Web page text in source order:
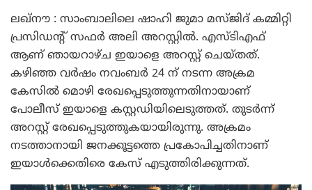
ലഖ്‌നൗ : സാംബാലിലെ ഷാഹി ജുമാ മസ്ജിദ് കമ്മിറ്റി
പ്രസിഡന്റ് സഫർ അലി അറസ്റ്റിൽ. എസ്ടിഎഫ്
ആണ് ഞായറാഴ്ച ഇയാളെ അറസ്റ്റ് ചെയ്തത്.
കഴിഞ്ഞ വർഷം നവംബർ 24 ന് നടന്ന അക്രമ
കേസിൽ മൊഴി രേഖപ്പെടുത്തുന്നതിനായാണ്
പോലീസ് ഇയാളെ കസ്റ്റഡിയിലെടുത്തത്. തുടർന്ന്
അറസ്റ്റ് രേഖപ്പെടുത്തുകയായിരുന്നു. അക്രമം
നടത്താനായി ജനക്കൂട്ടത്തെ പ്രകോപിച്ചതിനാണ്
ഇയാൾക്കെതിരെ കേസ് എടുത്തിരിക്കുന്നത്.